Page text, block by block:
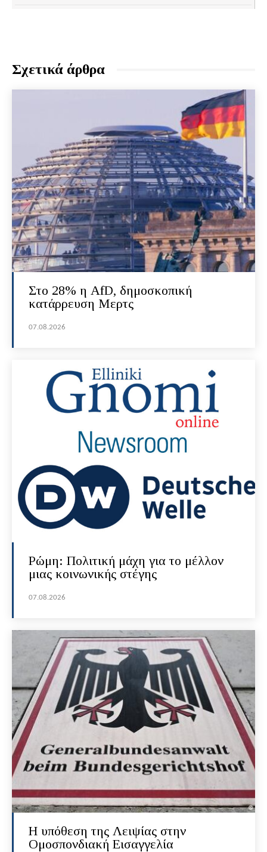
Σχετικά άρθρα
Στο 28% η AfD, δημοσκοπική
κατάρρευση Μερτς
07.08.2026
Ρώμη: Πολιτική μάχη για το μέλλον
μιας κοινωνικής στέγης
07.08.2026
Η υπόθεση της Λειψίας στην
Ομοσπονδιακή Εισαγγελία